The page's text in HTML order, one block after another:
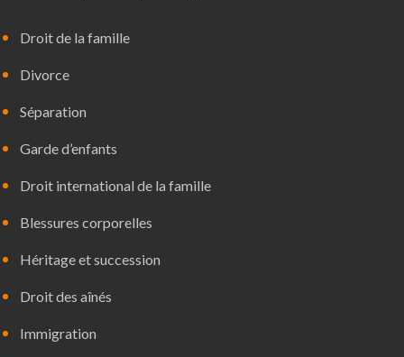
Droit de la famille
Divorce
Séparation
Garde d’enfants
Droit international de la famille
Blessures corporelles
Héritage et succession
Droit des aînés
Immigration